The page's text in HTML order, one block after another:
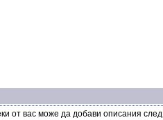
от вас може да добави описания след